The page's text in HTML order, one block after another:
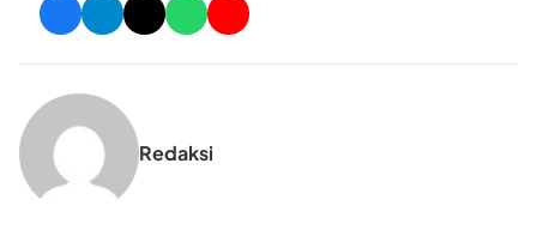
Redaksi